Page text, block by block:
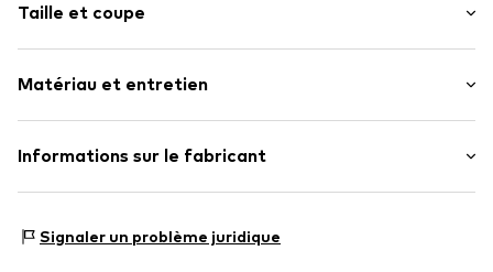
Volants
Chemisier classique
Numéro d'article. KRI3478002000001
Taille et coupe
Longueur : Longueur normale
Coupe : Coupe normale
Matériau et entretien
Matériau supérieur : 100% Polyester - PES
Informations sur le fabricant
8210 Barberá del Valles
Signaler un problème juridique